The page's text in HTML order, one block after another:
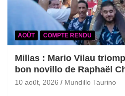
AOÛT COMPTE RENDU
Millas : Mario Vilau
bon novillo de Raphaël
10 août, 2026 Mundillo Taurino